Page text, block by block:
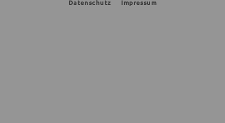
Datenschutz
Impressum